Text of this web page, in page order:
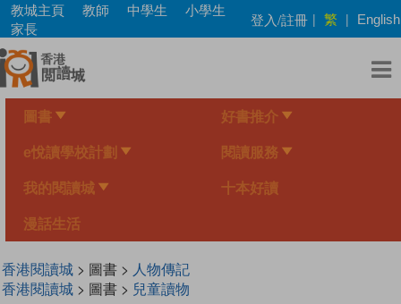
Skip
main
content
教城主頁 教師 中學生
小學生
家長
登入/註冊 | 繁 | English
圖書 好書推介
e悅讀學校計劃 閱讀服務
我的閱讀城 十本好讀
漫話生活
香港閱讀城> 圖書 > 人物傳記
香港閱讀城> 圖書 > 兒童讀物